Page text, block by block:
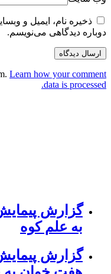
ذخیره نام، ایمیل و
دوباره دیدگاهی می‌نویسم.
Learn how your comment
data is processed.
گزارش
به علم کوه
گزارش